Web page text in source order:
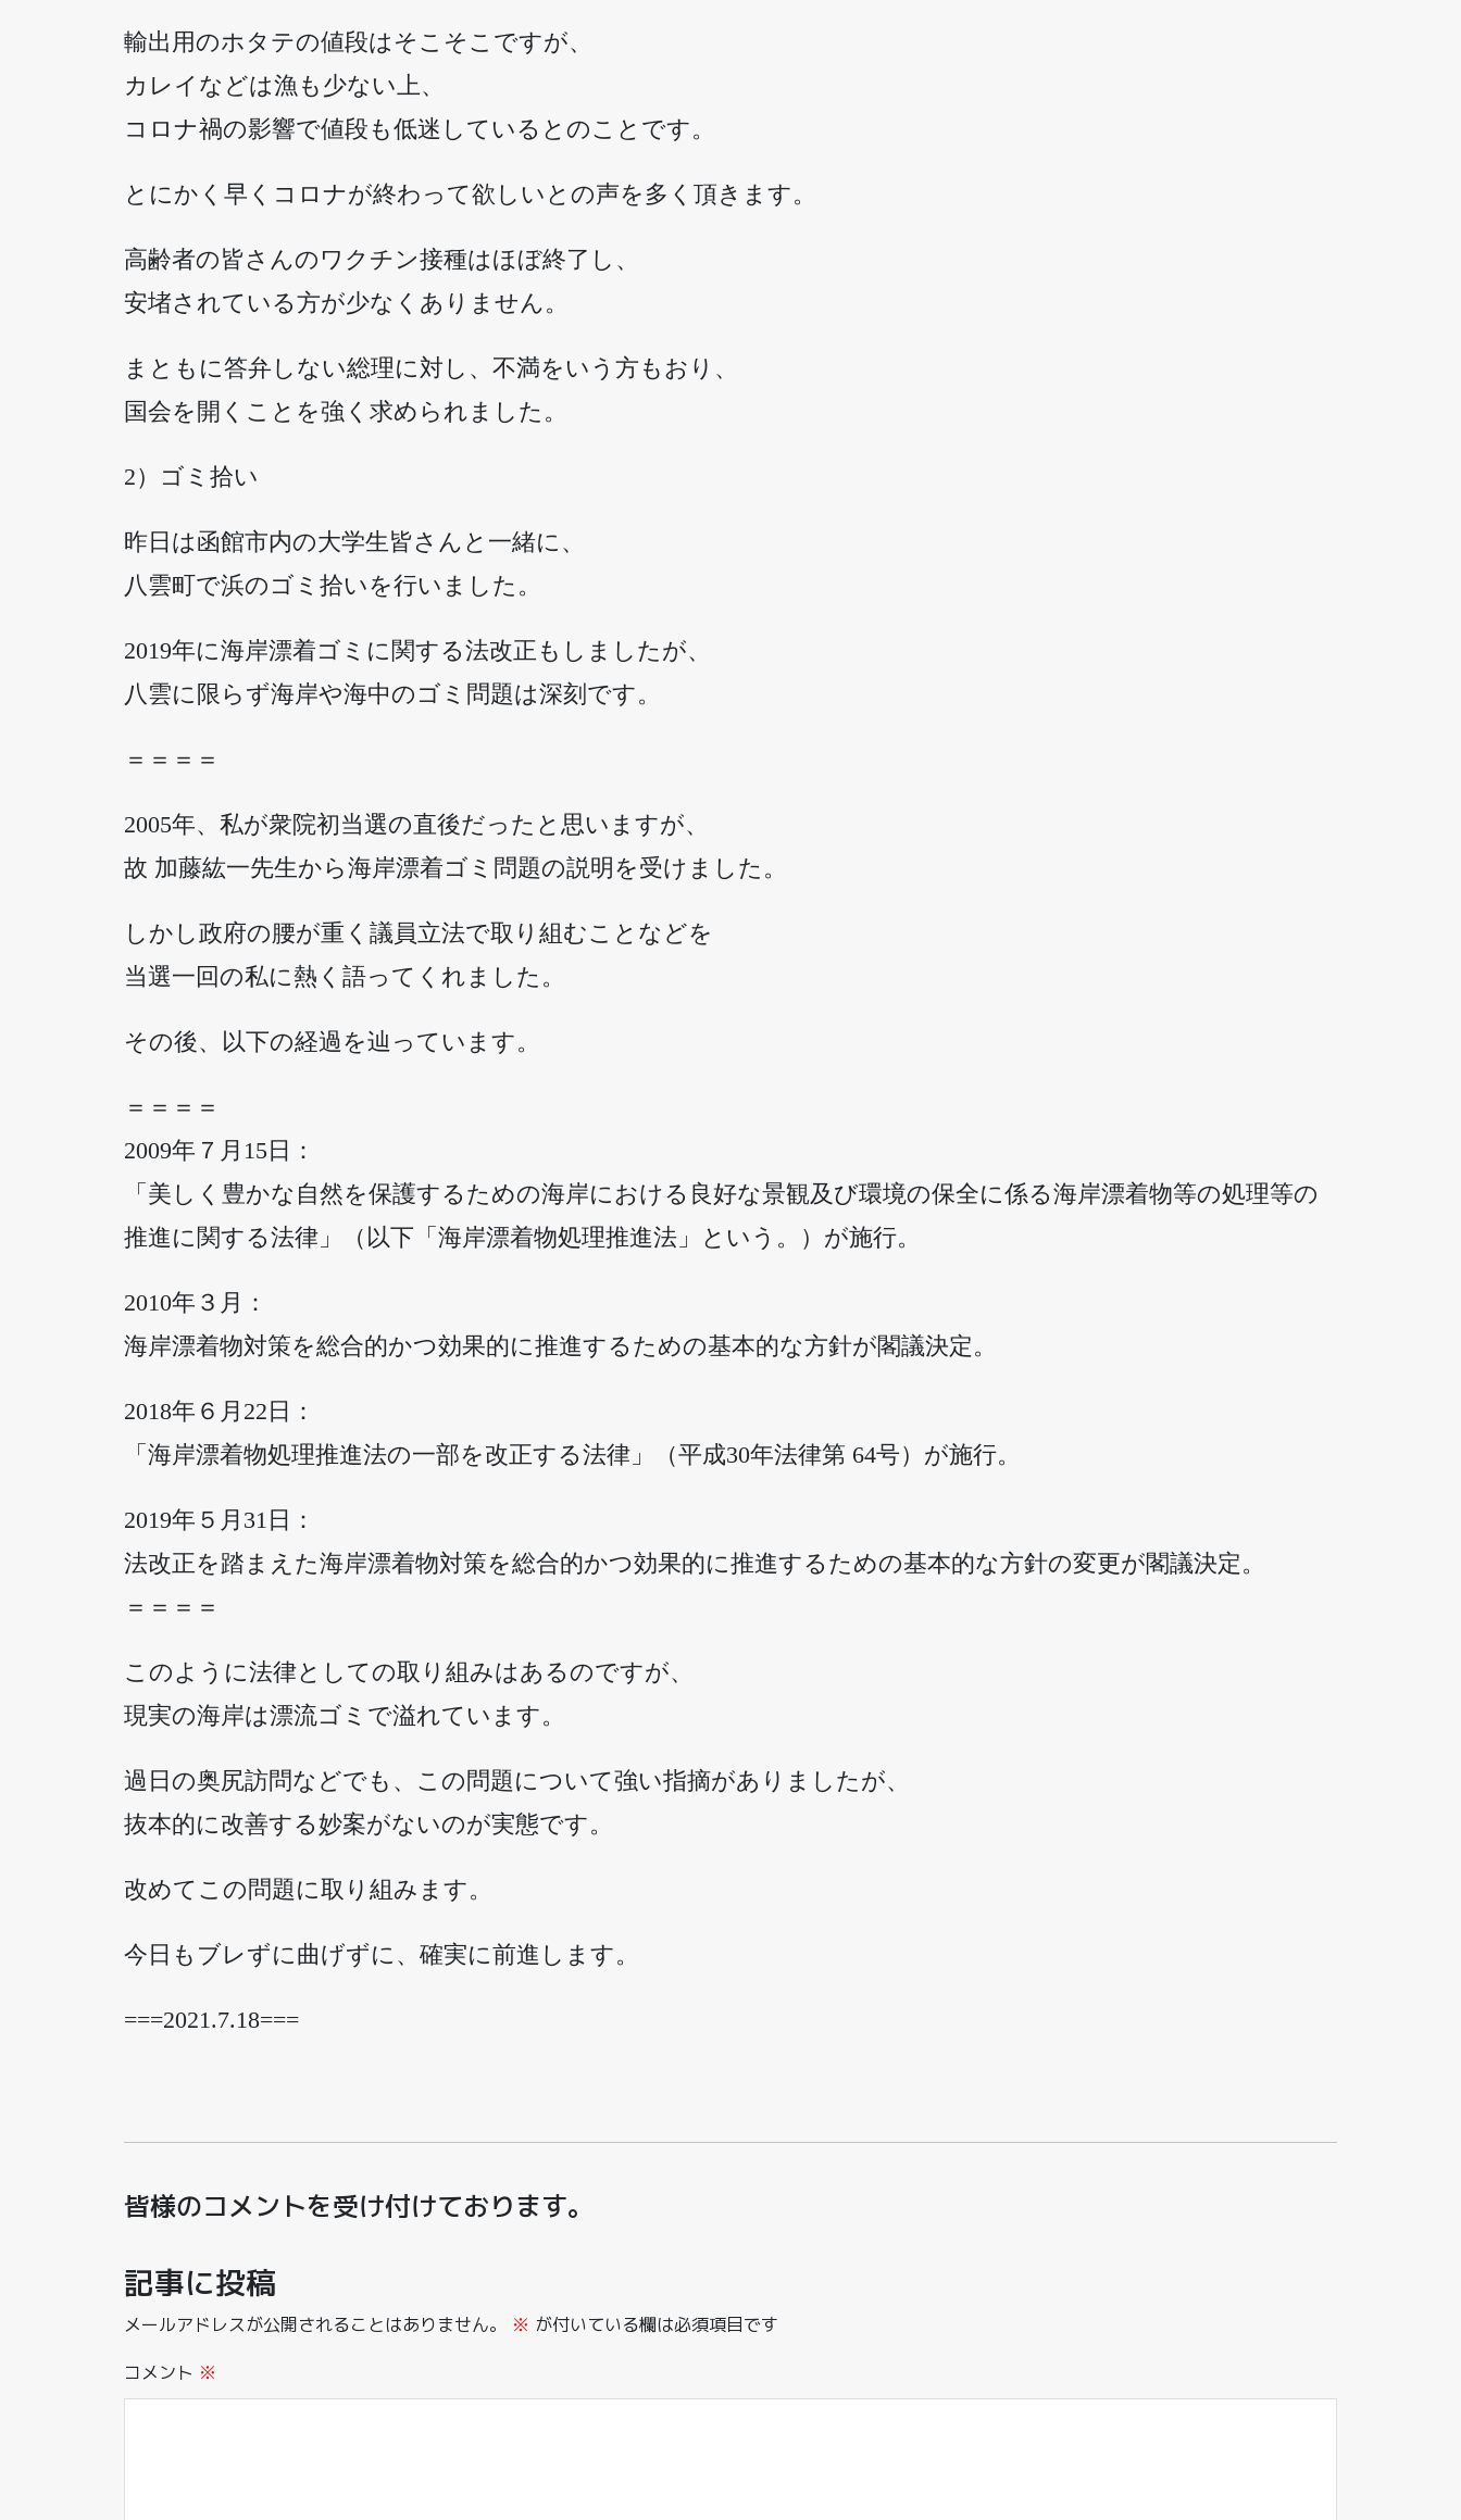
輸出用のホタテの値段はそこそこですが、
カレイなどは漁も少ない上、
コロナ禍の影響で値段も低迷しているとのことです。
とにかく早くコロナが終わって欲しいとの声を多く頂きます。
高齢者の皆さんのワクチン接種はほぼ終了し、
安堵されている方が少なくありません。
まともに答弁しない総理に対し、不満をいう方もおり、
国会を開くことを強く求められました。
2）ゴミ拾い
昨日は函館市内の大学生皆さんと一緒に、
八雲町で浜のゴミ拾いを行いました。
2019年に海岸漂着ゴミに関する法改正もしましたが、
八雲に限らず海岸や海中のゴミ問題は深刻です。
＝＝＝＝
2005年、私が衆院初当選の直後だったと思いますが、
故 加藤紘一先生から海岸漂着ゴミ問題の説明を受けました。
しかし政府の腰が重く議員立法で取り組むことなどを
当選一回の私に熱く語ってくれました。
その後、以下の経過を辿っています。
＝＝＝＝
2009年７月15日：
「美しく豊かな自然を保護するための海岸における良好な景観及び環境の保全に係る海岸漂着物等の処理等の
推進に関する法律」（以下「海岸漂着物処理推進法」という。）が施行。
2010年３月：
海岸漂着物対策を総合的かつ効果的に推進するための基本的な方針が閣議決定。
2018年６月22日：
「海岸漂着物処理推進法の一部を改正する法律」（平成30年法律第 64号）が施行。
2019年５月31日：
法改正を踏まえた海岸漂着物対策を総合的かつ効果的に推進するための基本的な方針の変更が閣議決定。
＝＝＝＝
このように法律としての取り組みはあるのですが、
現実の海岸は漂流ゴミで溢れています。
過日の奥尻訪問などでも、この問題について強い指摘がありましたが、
抜本的に改善する妙案がないのが実態です。
改めてこの問題に取り組みます。
今日もブレずに曲げずに、確実に前進します。
===2021.7.18===
皆様のコメントを受け付けております。
記事に投稿
メールアドレスが公開されることはありません。 ※ が付いている欄は必須項目です
コメント ※